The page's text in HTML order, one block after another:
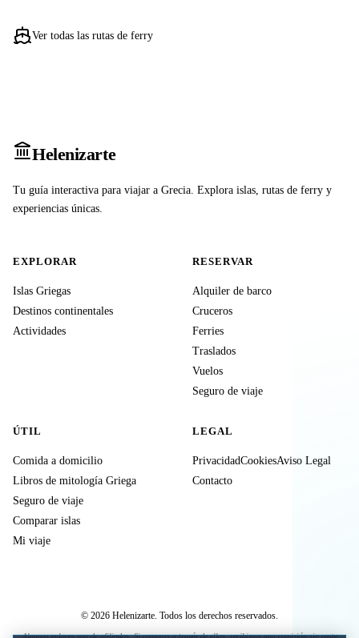
Ver todas las rutas de ferry
Helenizarte
Tu guía interactiva para viajar a Grecia. Explora islas, rutas de ferry y
experiencias únicas.
EXPLORAR
Islas Griegas
Destinos continentales
Actividades
RESERVAR
Alquiler de barco
Cruceros
Ferries
Traslados
Vuelos
Seguro de viaje
ÚTIL
Comida a domicilio
Libros de mitología Griega
Seguro de viaje
Comparar islas
Mi viaje
LEGAL
PrivacidadCookiesAviso Legal
Contacto
© 2026 Helenizarte. Todos los derechos reservados.
Algunos enlaces son de afiliados. Si compras a través de ellos, recibimos una comisión sin coste